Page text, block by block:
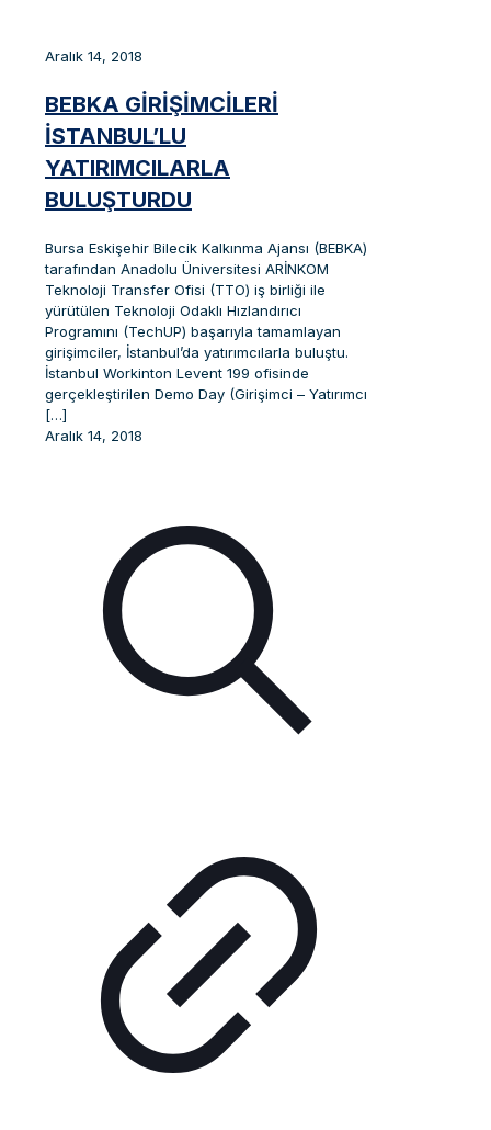
Aralık 14, 2018
BEBKA GİRİŞİMCİLERİ
İSTANBUL’LU
YATIRIMCILARLA
BULUŞTURDU
Bursa Eskişehir Bilecik Kalkınma Ajansı (BEBKA)
tarafından Anadolu Üniversitesi ARİNKOM
Teknoloji Transfer Ofisi (TTO) iş birliği ile
yürütülen Teknoloji Odaklı Hızlandırıcı
Programını (TechUP) başarıyla tamamlayan
girişimciler, İstanbul’da yatırımcılarla buluştu.
İstanbul Workinton Levent 199 ofisinde
gerçekleştirilen Demo Day (Girişimci – Yatırımcı
[…]
Aralık 14, 2018